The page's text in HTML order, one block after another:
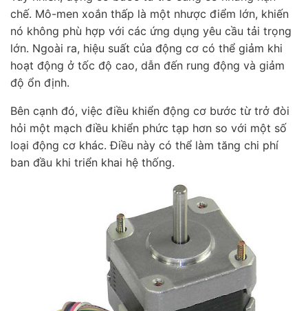
chế. Mô-men xoắn thấp là một nhược điểm lớn, khiến
nó không phù hợp với các ứng dụng yêu cầu tải trọng
lớn. Ngoài ra, hiệu suất của động cơ có thể giảm khi
hoạt động ở tốc độ cao, dẫn đến rung động và giảm
độ ổn định.
Bên cạnh đó, việc điều khiển động cơ bước từ trở đòi
hỏi một mạch điều khiển phức tạp hơn so với một số
loại động cơ khác. Điều này có thể làm tăng chi phí
ban đầu khi triển khai hệ thống.